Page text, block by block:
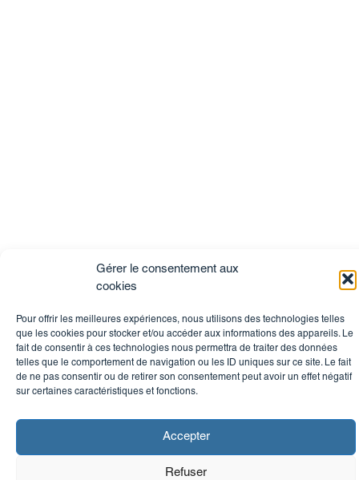
Gérer le consentement aux
cookies
Pour offrir les meilleures expériences, nous utilisons des technologies telles
que les cookies pour stocker et/ou accéder aux informations des appareils. Le
fait de consentir à ces technologies nous permettra de traiter des données
telles que le comportement de navigation ou les ID uniques sur ce site. Le fait
de ne pas consentir ou de retirer son consentement peut avoir un effet négatif
sur certaines caractéristiques et fonctions.
Accepter
Refuser